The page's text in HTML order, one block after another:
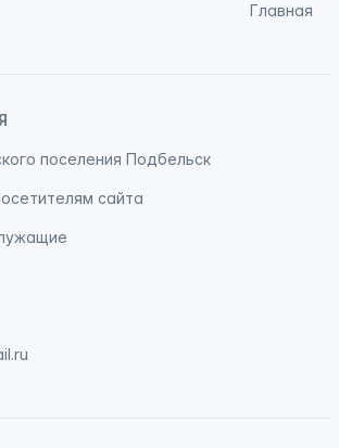
Главная
поселения Подбельск
сайта